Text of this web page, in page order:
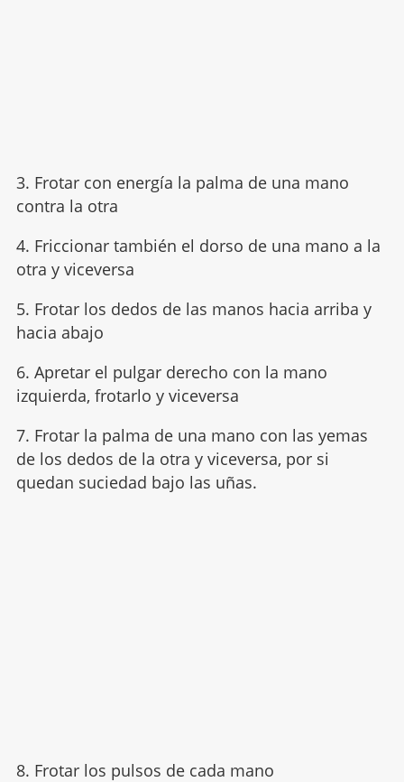
3. Frotar con energía la palma de una mano
contra la otra
4. Friccionar también el dorso de una mano a la
otra y viceversa
5. Frotar los dedos de las manos hacia arriba y
hacia abajo
6. Apretar el pulgar derecho con la mano
izquierda, frotarlo y viceversa
7. Frotar la palma de una mano con las yemas
de los dedos de la otra y viceversa, por si
quedan suciedad bajo las uñas.
8. Frotar los pulsos de cada mano